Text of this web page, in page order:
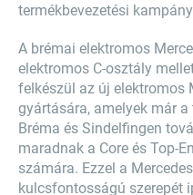
termékbevezetési
A brémai elektromos
elektromos C-osztály
felkészül az új elektromos
gyártására, amelyek már
Bréma és Sindelfingen
maradnak a Core és Top-
számára. Ezzel a
kulcsfontosságú szerepét